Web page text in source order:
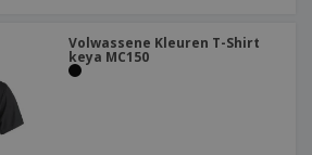
Volwassene Kleuren T-Shirt
keya MC150